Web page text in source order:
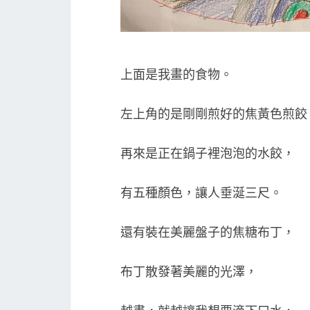
上面是我畫的食物。
左上角的是剛剛煎好的焦黃色煎
再來是正在鍋子裡泡泡的水餃，
有五種顏色，讓人垂涎三尺。
還有裝在美麗盤子的焦糖布丁，
布丁散發著美麗的光澤，